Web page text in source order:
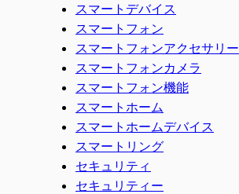
スマートデバイス
スマートフォン
スマートフォンアクセサリー
スマートフォンカメラ
スマートフォン機能
スマートホーム
スマートホームデバイス
スマートリング
セキュリティ
セキュリティー